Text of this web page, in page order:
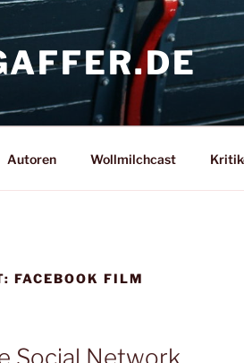
Autoren Wollmilchcast
FACEBOOK FILM
Social Network